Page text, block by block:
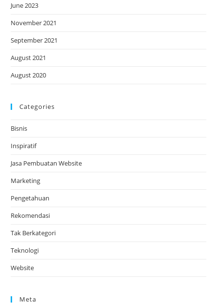
June 2023
November 2021
September 2021
August 2021
August 2020
Categories
Bisnis
Inspiratif
Jasa Pembuatan Website
Marketing
Pengetahuan
Rekomendasi
Tak Berkategori
Teknologi
Website
Meta